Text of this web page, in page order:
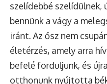
szelídebbé szelídülnek,
bennünk a vágy a
iránt. Az ősz nem
életérzés, amely arra
befelé forduljunk, és
otthonunk nyújtotta